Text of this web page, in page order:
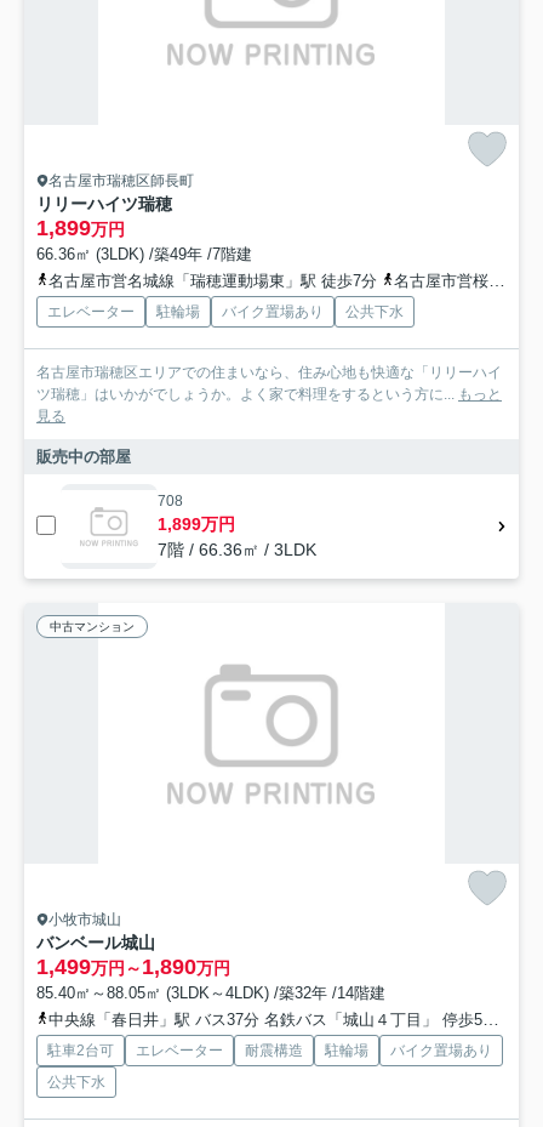
名古屋市瑞穂区師長町
リリーハイツ瑞穂
1,899万円
66.36㎡ (3LDK) /築49年 /7階建
名古屋市営名城線「瑞穂運動場東」駅 徒歩7分
名古屋市営桜通線「瑞穂運動場西」駅 徒歩12分
エレベーター 駐輪場 バイク置場あり 公共下水
名古屋市瑞穂区エリアでの住まいなら、住み心地も快適な「リリーハイ
ツ瑞穂」はいかがでしょうか。よく家で料理をするという方に...
もっと
見る
販売中の部屋
708
1,899万円
7階 / 66.36㎡ / 3LDK
中古マンション
小牧市城山
バンベール城山
1,499万円～1,890万円
85.40㎡～88.05㎡ (3LDK～4LDK) /築32年 /14階建
中央線「春日井」駅 バス37分 名鉄バス「城山４丁目」 停歩5分
駐車2台可 エレベーター 耐震構造 駐輪場
バイク置場あり
公共下水